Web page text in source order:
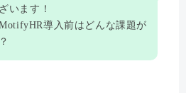
います！
導入前はどんな課題が